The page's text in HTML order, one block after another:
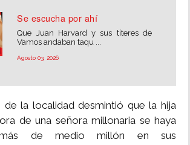
Se escucha por ahí
Que Juan Harvard y sus títeres de
Vamos andaban taqu ...
Agosto 03, 2026
de la localidad desmintió que la hija
de una señora millonaria se haya
más de medio millón en sus